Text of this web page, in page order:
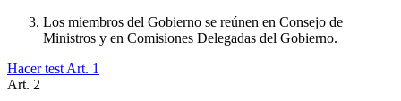
Los miembros del Gobierno se reúnen en Consejo de
Ministros y en Comisiones Delegadas del Gobierno.
Hacer test Art. 1
Art. 2